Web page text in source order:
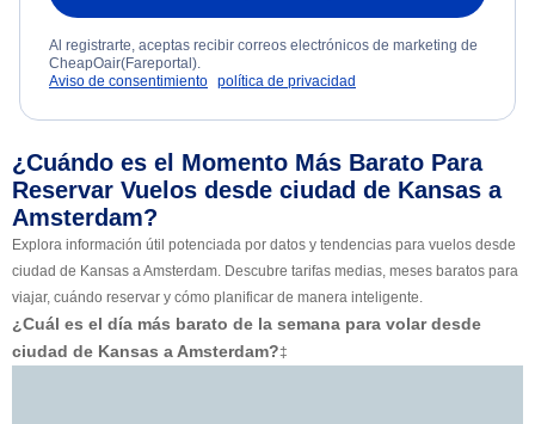
Al registrarte, aceptas recibir correos electrónicos de marketing de
CheapOair(Fareportal).
Aviso de consentimiento política de privacidad
¿Cuándo es el Momento Más Barato Para
Reservar Vuelos desde ciudad de Kansas a
Amsterdam?
Explora información útil potenciada por datos y tendencias para vuelos desde
ciudad de Kansas a Amsterdam. Descubre tarifas medias, meses baratos para
viajar, cuándo reservar y cómo planificar de manera inteligente.
¿Cuál es el día más barato de la semana para volar desde
ciudad de Kansas a Amsterdam?‡